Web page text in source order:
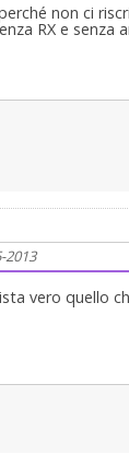
non ci
RX e senza
2013
vero quello